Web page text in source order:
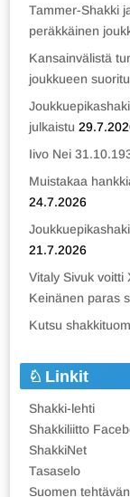
Tammer-Shakki
peräkkäinen
Kansainvälistä
joukkueen
julkaistu
Iivo Nei
Muistakaa
24.7.2026
21.7.2026
Vitaly Sivuk voitti
Keinänen paras
Kutsu
Linkit
Shakki-lehti
Shakkiliitto
ShakkiNet
Tasaselo
Suomen